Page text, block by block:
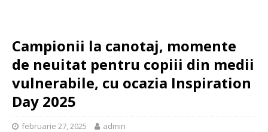
Campionii la canotaj, momente
de neuitat pentru copiii din medii
vulnerabile, cu ocazia Inspiration
Day 2025
februarie 27, 2025 admin